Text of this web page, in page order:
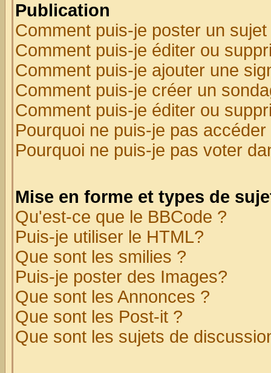
Publication
Comment puis-je poster un
Comment puis-je éditer ou
Comment puis-je ajouter une
Comment puis-je créer un
Comment puis-je éditer ou
Pourquoi ne puis-je pas
Pourquoi ne puis-je pas voter
Mise en forme et types de
Qu'est-ce que le BBCode ?
Puis-je utiliser le HTML?
Que sont les smilies ?
Puis-je poster des Images?
Que sont les Annonces ?
Que sont les Post-it ?
Que sont les sujets de